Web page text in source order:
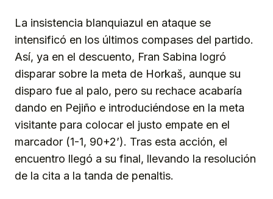
La insistencia blanquiazul en ataque se
intensificó en los últimos compases del partido.
Así, ya en el descuento, Fran Sabina logró
disparar sobre la meta de Horkaš, aunque su
disparo fue al palo, pero su rechace acabaría
dando en Pejiño e introduciéndose en la meta
visitante para colocar el justo empate en el
marcador (1-1, 90+2’). Tras esta acción, el
encuentro llegó a su final, llevando la resolución
de la cita a la tanda de penaltis.